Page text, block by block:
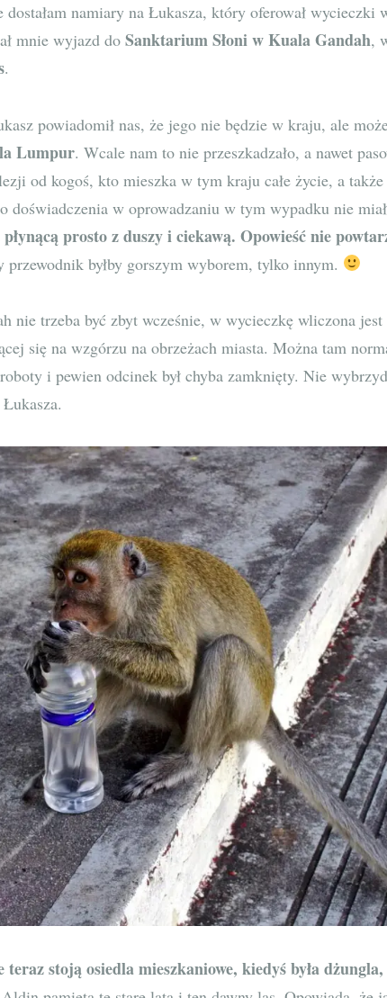
dostałam namiary na Łukasza, który oferował
mnie wyjazd do Sanktarium Słoni w Kuala Gandah,
.
powiadomił nas, że jego nie będzie w kraju, ale
Lumpur. Wcale nam to nie przeszkadzało, a nawet
od kogoś, kto mieszka w tym kraju całe życie, a
doświadczenia w oprowadzaniu w tym wypadku nie
płynącą prosto z duszy i ciekawą. Opowieść nie
byłby gorszym wyborem, tylko innym.
nie trzeba być zbyt wcześnie, w wycieczkę wliczona
się na wzgórzu na obrzeżach miasta. Można tam
i pewien odcinek był chyba zamknięty. Nie
stoją osiedla mieszkaniowe, kiedyś była